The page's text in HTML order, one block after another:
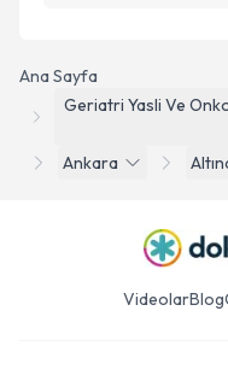
Ana Sayfa
Geriatri Yasli Ve
Ankara
VideolarBlog